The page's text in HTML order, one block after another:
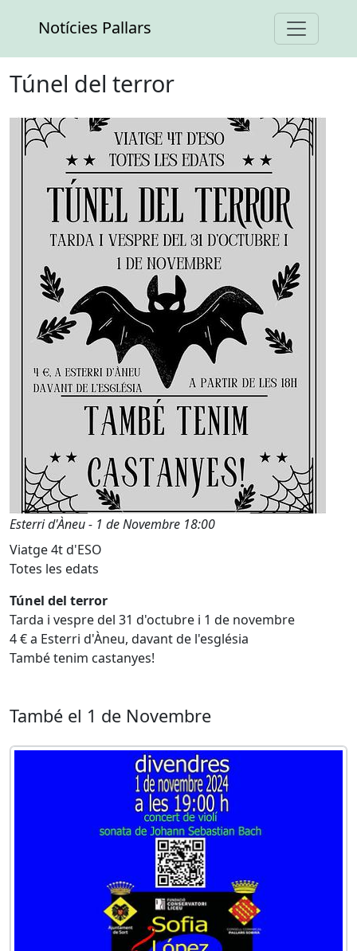
Notícies Pallars
Túnel del terror
Esterri d'Àneu - 1 de Novembre 18:00
Viatge 4t d'ESO
Totes les edats
Túnel del terror
Tarda i vespre del 31 d'octubre i 1 de novembre
4 € a Esterri d'Àneu, davant de l'església
També tenim castanyes!
També el 1 de Novembre